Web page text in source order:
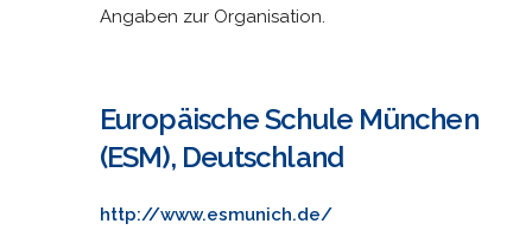
Angaben zur Organisation.
Europäische Schule München
(ESM), Deutschland
http://www.esmunich.de/